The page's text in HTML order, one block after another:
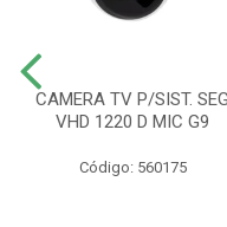
CAMERA TV P/SIST. SEG
VHD 1220 D MIC G9
Código: 560175